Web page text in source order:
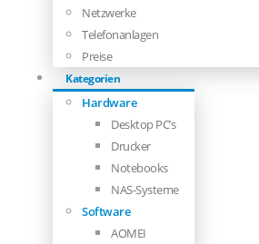
Netzwerke
Telefonanlagen
Preise
Kategorien
Hardware
Desktop PC’s
Drucker
Notebooks
NAS-Systeme
Software
AOMEI